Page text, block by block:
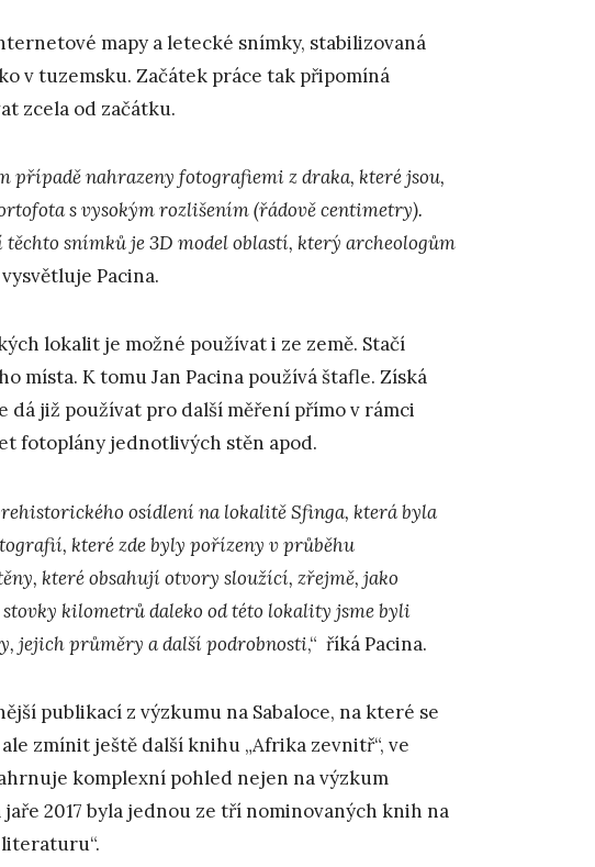
mapy a letecké snímky, stabilizovaná
v tuzemsku. Začátek práce tak připomíná
zcela od začátku.
případě nahrazeny fotografiemi z draka, které jsou,
s vysokým rozlišením (řádově centimetry).
snímků je 3D model oblastí, který archeologům
vysvětluje Pacina.
lokalit je možné používat i ze země. Stačí
místa. K tomu Jan Pacina používá štafle. Získá
již používat pro další měření přímo v rámci
fotoplány jednotlivých stěn apod.
osídlení na lokalitě Sfinga, která byla
které zde byly pořízeny v průběhu
které obsahují otvory sloužící, zřejmě, jako
kilometrů daleko od této lokality jsme byli
jejich průměry a další podrobnosti,“ říká Pacina.
publikací z výzkumu na Sabaloce, na které se
zmínit ještě další knihu „Afrika zevnitř“, ve
komplexní pohled nejen na výzkum
2017 byla jednou ze tří nominovaných knih na